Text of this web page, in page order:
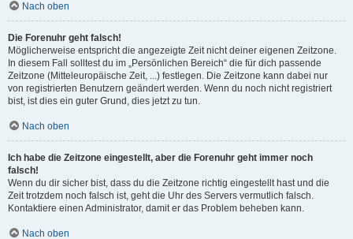
Nach oben
Die Forenuhr geht falsch!
Möglicherweise entspricht die angezeigte Zeit nicht deiner eigenen Zeitzone.
In diesem Fall solltest du im „Persönlichen Bereich“ die für dich passende
Zeitzone (Mitteleuropäische Zeit, ...) festlegen. Die Zeitzone kann dabei nur
von registrierten Benutzern geändert werden. Wenn du noch nicht registriert
bist, ist dies ein guter Grund, dies jetzt zu tun.
Nach oben
Ich habe die Zeitzone eingestellt, aber die Forenuhr geht immer noch
falsch!
Wenn du dir sicher bist, dass du die Zeitzone richtig eingestellt hast und die
Zeit trotzdem noch falsch ist, geht die Uhr des Servers vermutlich falsch.
Kontaktiere einen Administrator, damit er das Problem beheben kann.
Nach oben